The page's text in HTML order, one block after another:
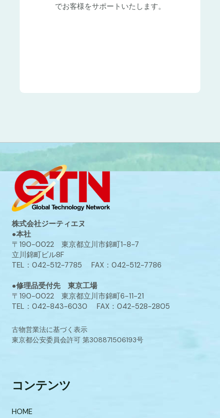
でお客様をサポートいたします。
株式会社ジーティエヌ
●本社
〒190-0022 東京都立川市錦町1-8-7
立川錦町ビル8F
TEL：042-512-7785 FAX：042-512-7786
●修理品受付先 東京工場
〒190-0022 東京都立川市錦町6-11-21
TEL：042-843-6030 FAX：042-528-2805
古物営業法に基づく表示
東京都公安委員会許可 第308871506193号
コンテンツ
HOME